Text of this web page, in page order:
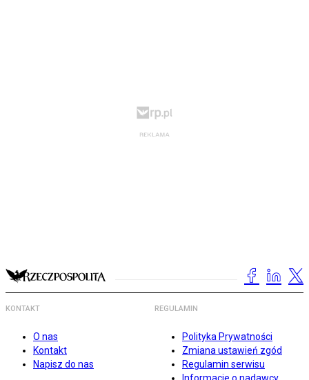
KONTAKT
O nas
Kontakt
Napisz do nas
REGULAMIN
Polityka Prywatności
Zmiana ustawień zgód
Regulamin serwisu